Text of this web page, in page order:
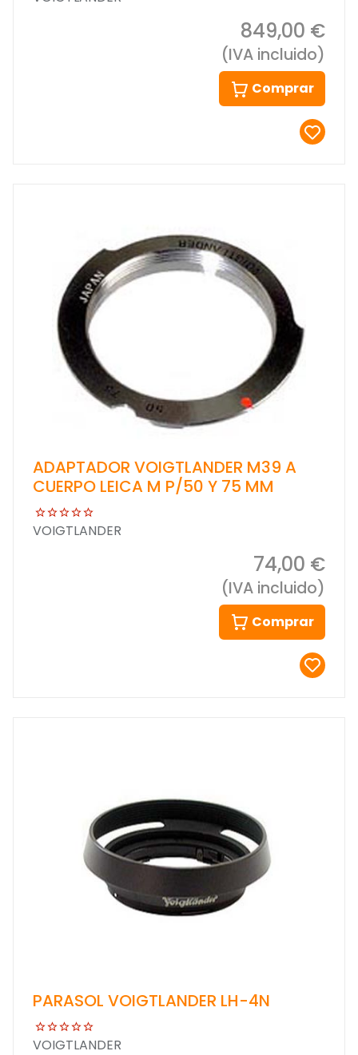
849,00 €
(IVA incluido)
Comprar
ADAPTADOR VOIGTLANDER M39 A
CUERPO LEICA M P/50 Y 75 MM
VOIGTLANDER
74,00 €
(IVA incluido)
Comprar
PARASOL VOIGTLANDER LH-4N
VOIGTLANDER